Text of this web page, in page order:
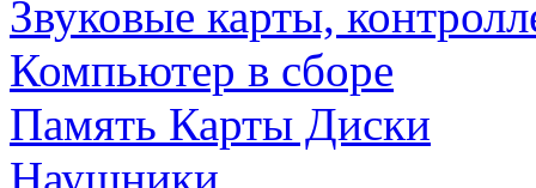
Звуковые карты,
Компьютер в сборе
Память Карты Диски